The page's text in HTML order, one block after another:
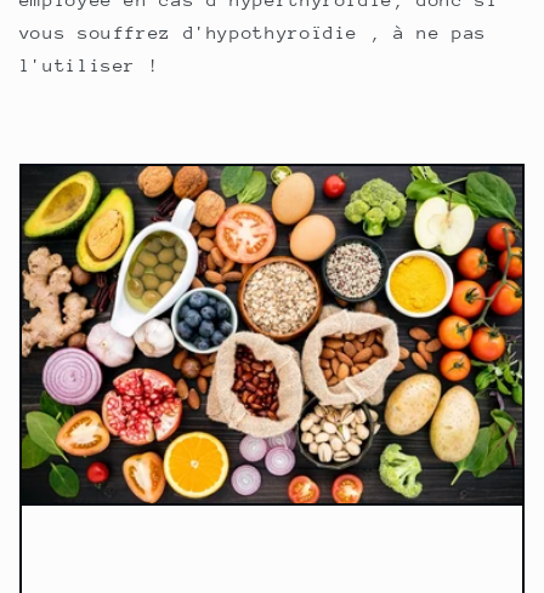
vous souffrez d'hypothyroïdie , à ne pas
l'utiliser !